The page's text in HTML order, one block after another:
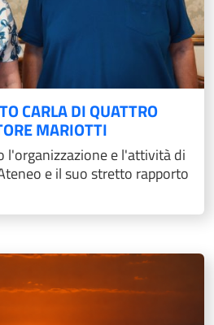
CARLA DI QUATTRO
MARIOTTI
l'organizzazione e l'attività di
e il suo stretto rapporto